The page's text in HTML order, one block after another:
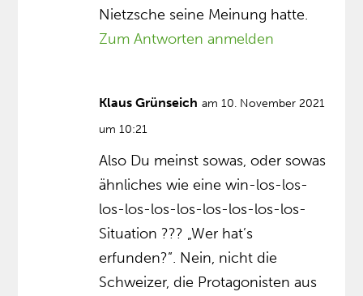
Nietzsche seine Meinung hatte.
Zum Antworten anmelden
Klaus Grünseich am 10. November 2021
um 10:21
Also Du meinst sowas, oder sowas
ähnliches wie eine win-los-los-
los-los-los-los-los-los-los-los-
Situation ??? „Wer hat’s
erfunden?”. Nein, nicht die
Schweizer, die Protagonisten aus